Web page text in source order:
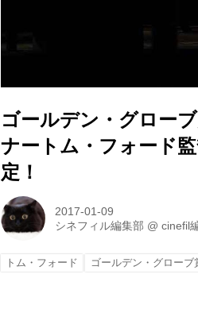
ゴールデン・グロー
ナートム・フォード
定！
2017-01-09
シネフィル編集部 @cinefil
トム・フォード ゴールデン・グローブ